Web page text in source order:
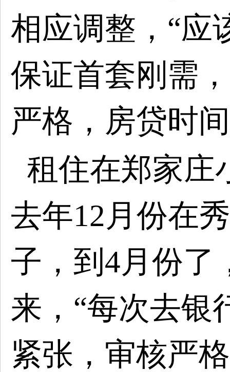
相应调整， “应
保证首套刚需
严格，房贷时
租住在郑家庄
去年12月份在
子，到4月份了
来，“每次去银
紧张，审核严